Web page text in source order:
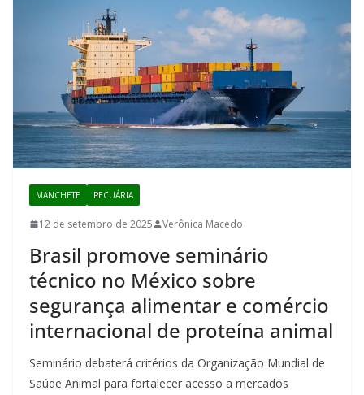
MANCHETE PECUÁRIA
12 de setembro de 2025 Verônica Macedo
Brasil promove seminário
técnico no México sobre
segurança alimentar e comércio
internacional de proteína animal
Seminário debaterá critérios da Organização Mundial de
Saúde Animal para fortalecer acesso a mercados